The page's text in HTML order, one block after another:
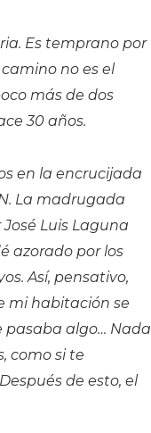
Es temprano por
no es el
más de dos
30 años.
en la encrucijada
La madrugada
Luis Laguna
azorado por los
Así, pensativo,
mi habitación se
pasaba algo… Nada
como si te
de esto, el